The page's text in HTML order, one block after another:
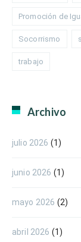
Promoción de
Socorrismo
trabajo
Archivo
julio 2026 (1)
junio 2026 (1)
mayo 2026 (2)
abril 2026 (1)